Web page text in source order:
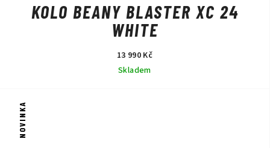
KOLO BEANY BLASTER XC 24
WHITE
13 990 Kč
Skladem
NOVINKA